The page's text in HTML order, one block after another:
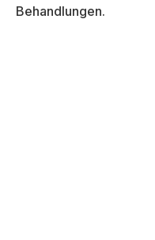
Behandlungen.